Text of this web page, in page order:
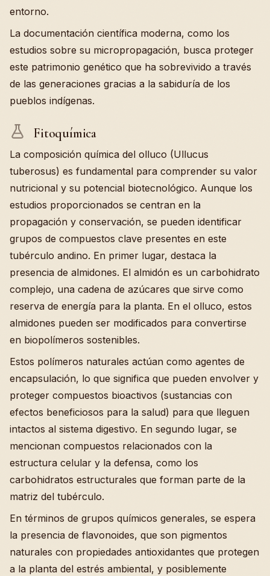
entorno.
La documentación científica moderna, como los
estudios sobre su micropropagación, busca proteger
este patrimonio genético que ha sobrevivido a través
de las generaciones gracias a la sabiduría de los
pueblos indígenas.
Fitoquímica
La composición química del olluco (Ullucus
tuberosus) es fundamental para comprender su valor
nutricional y su potencial biotecnológico. Aunque los
estudios proporcionados se centran en la
propagación y conservación, se pueden identificar
grupos de compuestos clave presentes en este
tubérculo andino. En primer lugar, destaca la
presencia de almidones. El almidón es un carbohidrato
complejo, una cadena de azúcares que sirve como
reserva de energía para la planta. En el olluco, estos
almidones pueden ser modificados para convertirse
en biopolímeros sostenibles.
Estos polímeros naturales actúan como agentes de
encapsulación, lo que significa que pueden envolver y
proteger compuestos bioactivos (sustancias con
efectos beneficiosos para la salud) para que lleguen
intactos al sistema digestivo. En segundo lugar, se
mencionan compuestos relacionados con la
estructura celular y la defensa, como los
carbohidratos estructurales que forman parte de la
matriz del tubérculo.
En términos de grupos químicos generales, se espera
la presencia de flavonoides, que son pigmentos
naturales con propiedades antioxidantes que protegen
a la planta del estrés ambiental, y posiblemente